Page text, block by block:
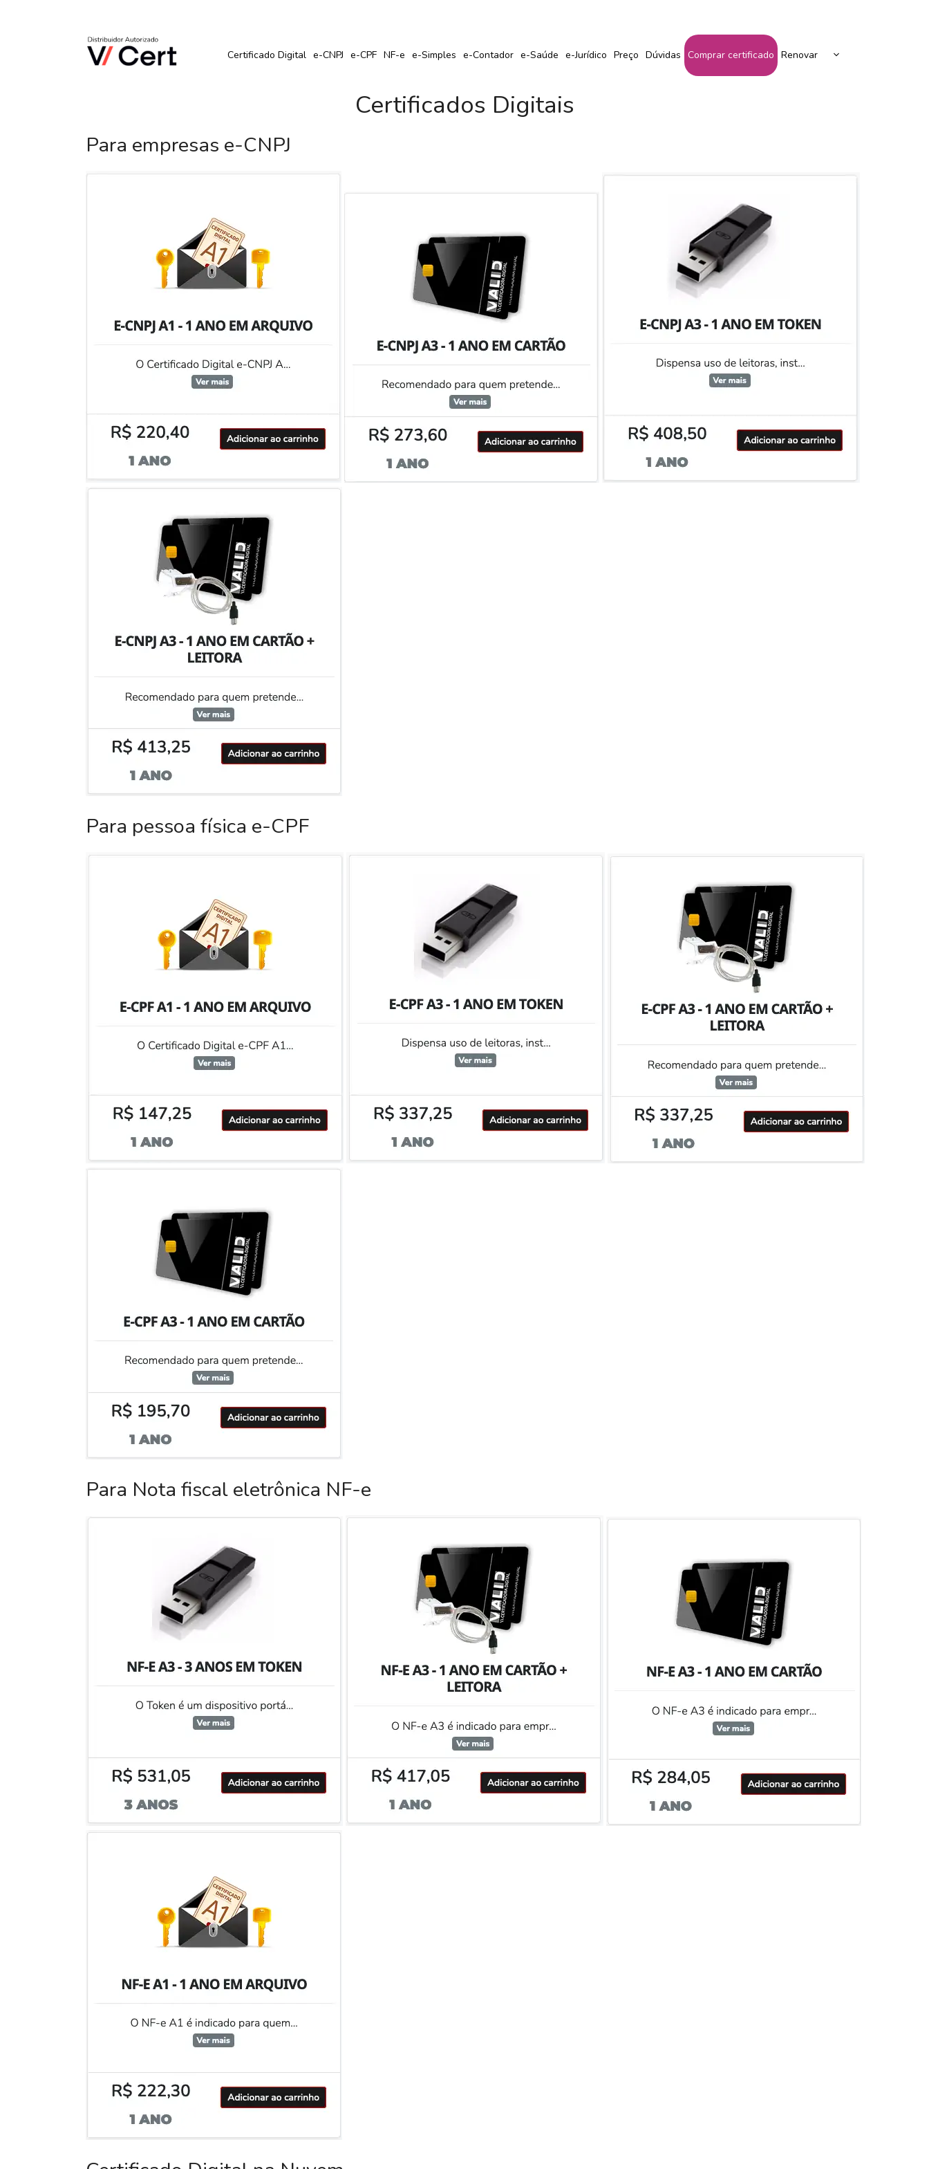
Certificado Digital e-CNPJ e-CPF NF-e e-Simples e-Contador e-Saúde e-Jurídico Preço Dúvidas Comprar certificado Renovar
Certificados Digitais
Para empresas e-CNPJ
Para pessoa física e-CPF
Para Nota fiscal eletrônica NF-e